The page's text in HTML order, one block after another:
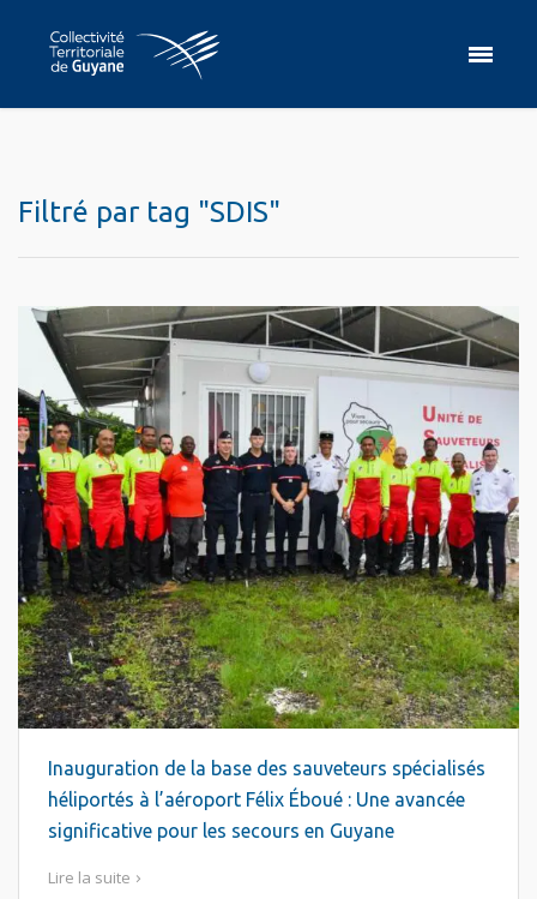
Filtré par tag "SDIS"
Inauguration de la base des sauveteurs spécialisés
héliportés à l’aéroport Félix Éboué : Une avancée
significative pour les secours en Guyane
Lire la suite